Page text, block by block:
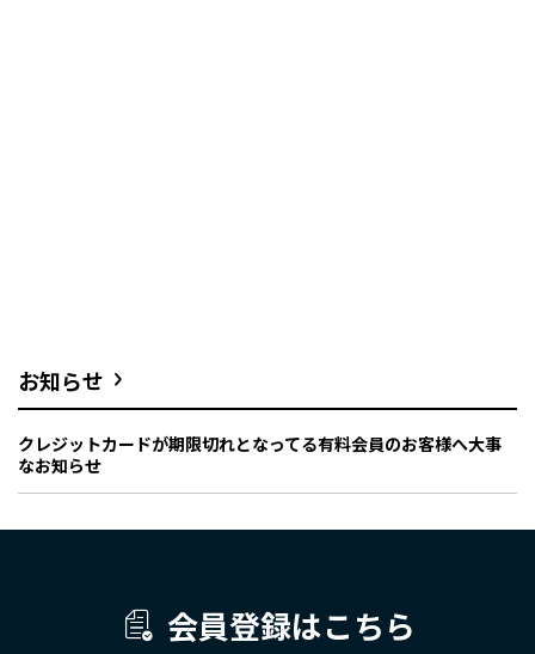
お知らせ
クレジットカードが期限切れとなってる有料会員のお客様へ大事
なお知らせ
会員登録はこちら